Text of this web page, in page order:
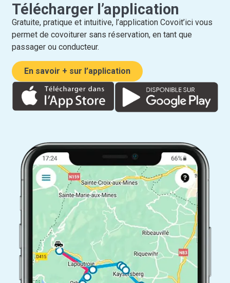
Télécharger l’application
Gratuite, pratique et intuitive, l’application Covoit’ici vous
permet de covoiturer sans réservation, en tant que
passager ou conducteur.
En savoir + sur l’application